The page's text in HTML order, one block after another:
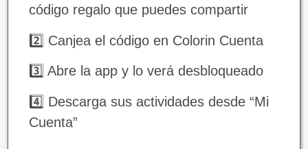
código regalo que puedes compartir
2️⃣ Canjea el código en Colorin Cuenta
3️⃣ Abre la app y lo verá desbloqueado
4️⃣ Descarga sus actividades desde “Mi
Cuenta”